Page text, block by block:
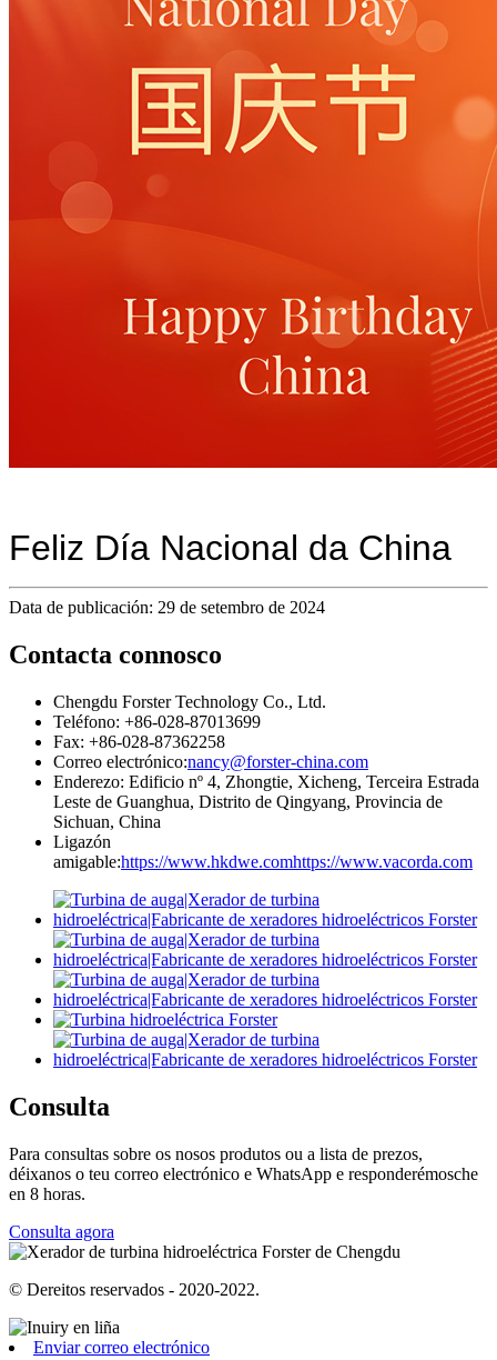
Feliz Día Nacional da China
Data de publicación: 29 de setembro de 2024
Contacta connosco
Chengdu Forster Technology Co., Ltd.
Teléfono: +86-028-87013699
Fax: +86-028-87362258
Correo electrónico:nancy@forster-china.com
Enderezo: Edificio nº 4, Zhongtie, Xicheng, Terceira Estrada
Leste de Guanghua, Distrito de Qingyang, Provincia de
Sichuan, China
Ligazón
amigable:https://www.hkdwe.comhttps://www.vacorda.com
Consulta
Para consultas sobre os nosos produtos ou a lista de prezos,
déixanos o teu correo electrónico e WhatsApp e responderémosche
en 8 horas.
Consulta agora
© Dereitos reservados - 2020-2022.
Enviar correo electrónico